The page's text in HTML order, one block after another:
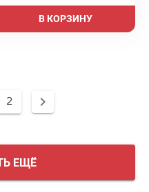
В КОРЗИНУ
2
ЕЩЁ